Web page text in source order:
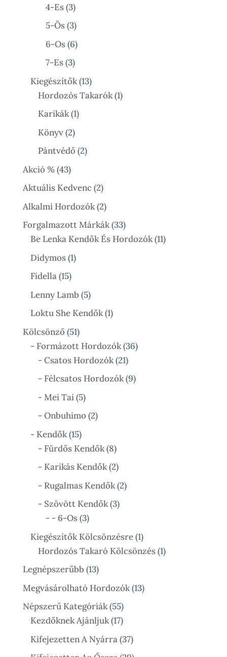
4-Es 33
Termék
5-Ös 33
Termék
6-Os 66
Termék
7-Es 33
Termék
Kiegészítők 1313
Termék
Hordozós Takarók 11
Karikák 11
Könyv 22
Termék
Pántvédő 22
Akció % 4343
Termék
Aktuális Kedvenc 22
Termék
Alkalmi Hordozók 22
Termék
Forgalmazott Márkák 3333
Termék
Be Lenka Kendők És Hordozók 1111
Didymos 11
Fidella 1515
Termék
Lenny Lamb 55
Termék
Loktu She Kendők 11
Kölcsönző 5151
Termék
- Formázott Hordozók 3636
- Csatos Hordozók 2121
Termék
- Félcsatos Hordozók 99
- Mei Tai 55
Termék
- Onbuhimo 22
- Kendők 1515
Termék
- Fürdős Kendők 88
Termék
- Karikás Kendők 22
Termék
- Rugalmas Kendők 22
- Szövött Kendők 33
- - 6-Os 33
Termék
Kiegészítők Kölcsönzésre 11
Termék
Hordozós Takaró Kölcsönzés 11
Legnépszerűbb 1313
Termék
Megvásárolható Hordozók 1313
Népszerű Kategóriák 5555
Termék
Kezdőknek Ajánljuk 1717
Termék
Kifejezetten A Nyárra 3737
Termék